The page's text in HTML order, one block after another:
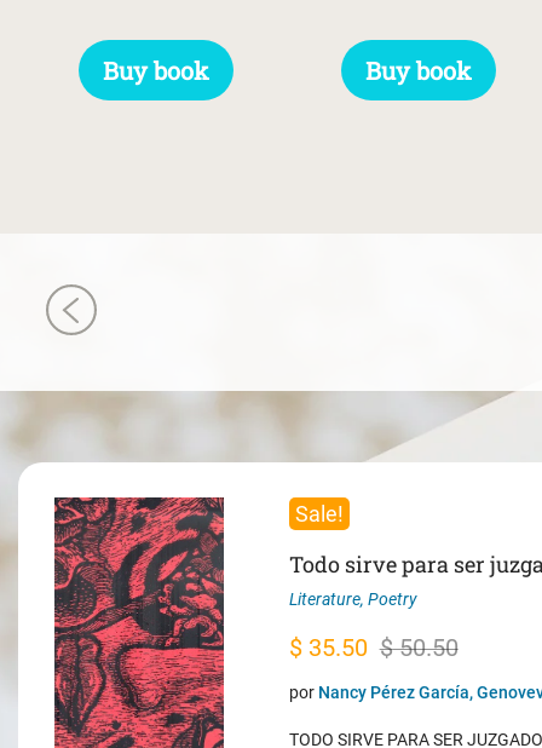
Buy book Buy book
Sale!
Todo sirve para ser
Literature, Poetry
$50.50
Original
price
$35.50
Current
price
por Nancy Pérez García,
TODO SIRVE PARA SER